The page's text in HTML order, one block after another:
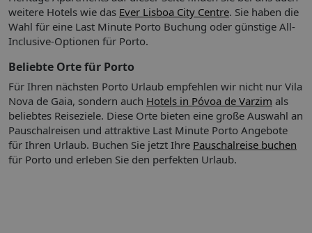
kostenfrei zubuchbar.
Das Zug zum Flug Ticket gilt nicht bei:
Buchung einer reinen Flugleistung,
Buchung von Leistungen (z.B. Hotel, Ausflüge oder
Mietwagen) mit einem separat dazu gebuchten Flug
Buchung einer Reise mit ltur (hier kann das Zug zum
Flug Ticket gebührenpflichtig dazu gebucht werden)
Reisen von deutschen Abflughäfen zu den Zielflughäfen
EuroAirport Basel und Salzburg sowie innerdeutschen
Flugreisen
weitere Hotels wie das Ever Lisboa City Centre. Sie haben die
Wahl für eine Last Minute Porto Buchung oder günstige All-
Inclusive-Optionen für Porto.
Beliebte Orte für Porto
Für Ihren nächsten Porto Urlaub empfehlen wir nicht nur Vila
Nova de Gaia, sondern auch Hotels in Póvoa de Varzim als
beliebtes Reiseziele. Diese Orte bieten eine große Auswahl an
Pauschalreisen und attraktive Last Minute Porto Angebote
für Ihren Urlaub. Buchen Sie jetzt Ihre Pauschalreise buchen
für Porto und erleben Sie den perfekten Urlaub.